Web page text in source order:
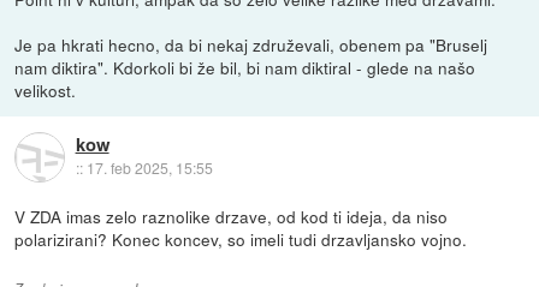
Je pa hkrati hecno, da bi nekaj združevali, obenem pa "Bruselj
nam diktira". Kdorkoli bi že bil, bi nam diktiral - glede na našo
velikost.
kow
:: 17. feb 2025, 15:55
V ZDA imas zelo raznolike drzave, od kod ti ideja, da niso
polarizirani? Konec koncev, so imeli tudi drzavljansko vojno.